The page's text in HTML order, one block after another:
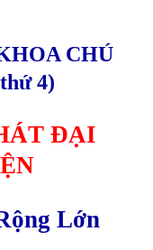
CHÚ
4)
ĐẠI
Lớn